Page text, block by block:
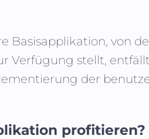
Basisapplikation, von
Verfügung stellt,
der
profitieren?